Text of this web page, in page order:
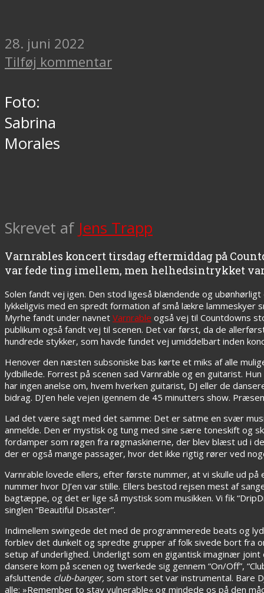
28. juni 2022
Tilføj kommentar
Foto:
Sabrina
Morales
Skrevet af Jens Trapp
Varnrables koncert tirsdag eftermiddag på
var fede ting imellem, men helhedsintrykket
Solen fandt vej igen. Den stod ligeså blændende og
lykkeligvis med en spredt formation af små lækre lammeskyer
Myrhe fandt under navnet Varnrable også vej til Countdowns
publikum også fandt vej til scenen. Det var først, da de
hundrede stykker, som havde fundet vej umiddelbart inden
Henover den næsten subsoniske bas kørte et miks af alle
lydbillede. Forrest på scenen sad Varnrable og en guitarist.
har ingen anelse om, hvem hverken guitarist, DJ eller de
bidrag. DJ’en hele vejen igennem de 45 minutters show.
Lad det være sagt med det samme: Det er satme en svær
anmelde. Den er mystisk og tung med sine sære toneskift og
fordamper som røgen fra røgmaskinerne, der blev blæst ud i
der er også mange passager, hvor det ikke rigtig rører ved
Varnrable lovede ellers, efter første nummer, at vi skulle ud
nummer hvor DJ’en var stille. Ellers bestod rejsen mest af
bagtæppe, og det er lige så mystisk som musikken. Vi fik
singlen “Beautiful Disaster”.
Indimellem swingede det med de programmerede beats og
forblev det dunkelt og spredte grupper af folk sivede bort fra
setup af underlighed. Underligt som en gigantisk imaginær
dansere kom på scenen og twerkede sig gennem “On/Off”,
afsluttende club-banger, som stort set var instrumental. Bare
alle: »Remember to stay vulnerable« og mindede os på den